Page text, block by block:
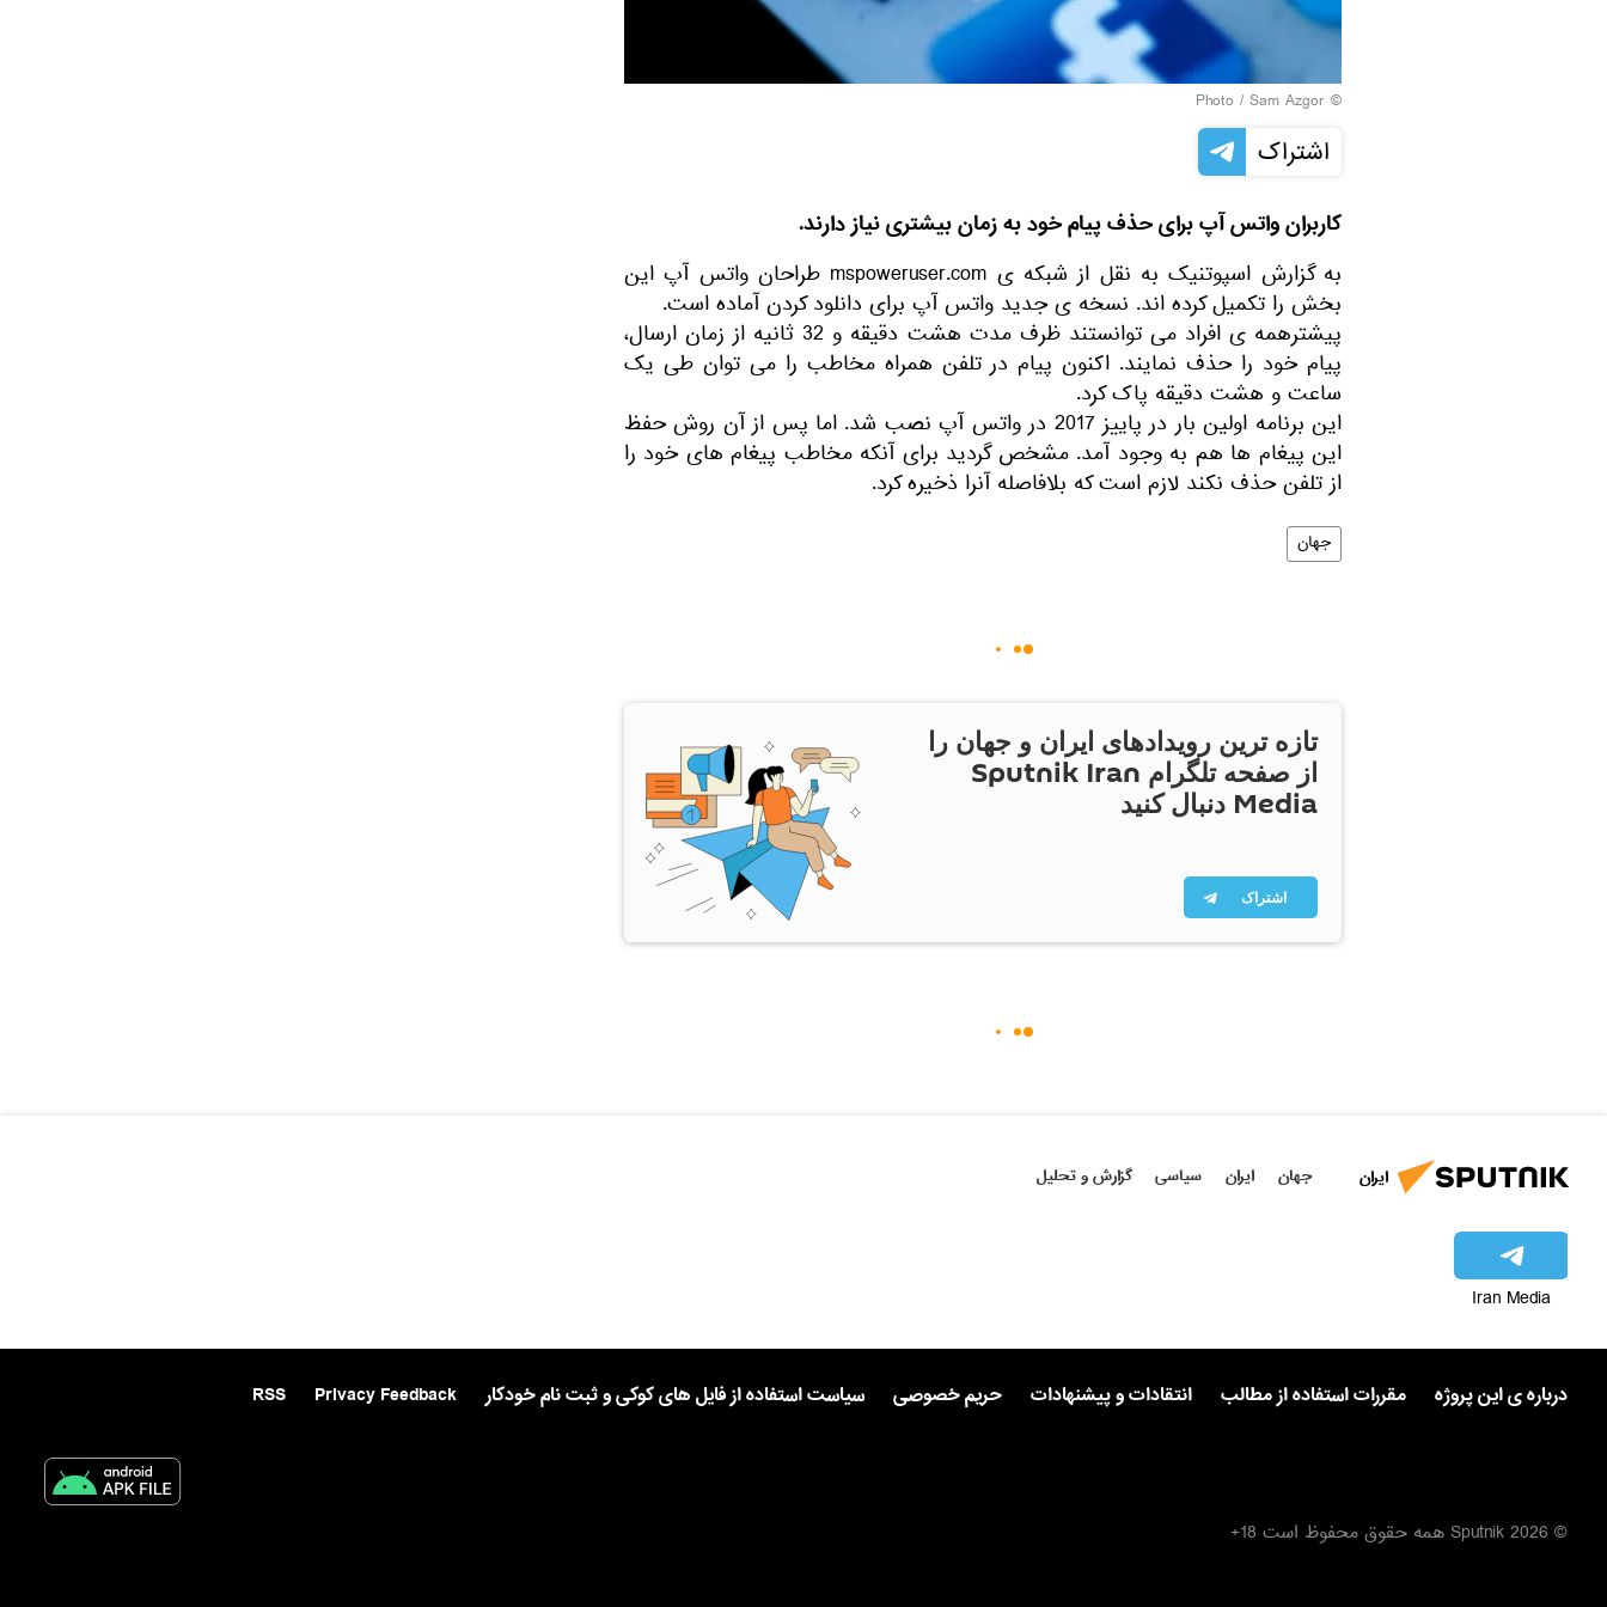
© Photo /
Sam Azgor
اشتراک
کاربران واتس آپ برای حذف پیام خود به زمان بیشتری نیاز دارند.
به گزارش اسپوتنیک به نقل از شبکه ی mspoweruser.com طراحان واتس آپ این
بخش را تکمیل کرده اند. نسخه ی جدید واتس آپ برای دانلود کردن آماده است.
پیشترهمه ی افراد می توانستند ظرف مدت هشت دقیقه و 32 ثانیه از زمان ارسال،
پیام خود را حذف نمایند. اکنون پیام در تلفن همراه مخاطب را می توان طی یک
ساعت و هشت دقیقه پاک کرد.
این برنامه اولین بار در پاییز 2017 در واتس آپ نصب شد. اما پس از آن روش حفظ
این پیغام ها هم به وجود آمد. مشخص گردید برای آنکه مخاطب پیغام های خود را
از تلفن حذف نکند لازم است که بلافاصله آنرا ذخیره کرد.
جهان
تازه ترین رویدادهای ایران و جهان را
از صفحه تلگرام Sputnik Iran
Media دنبال کنید
اشتراک
ایران جهان ایران سیاسی گزارش و تحلیل
Iran Media
درباره ی این پروژه مقررات استفاده از مطالب انتقادات و پیشنهادات حریم خصوصی سیاست استفاده از فایل های کوکی و ثبت نام خودکار Privacy Feedback
RSS
© 2026 Sputnik همه حقوق محفوظ است 18+